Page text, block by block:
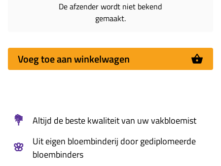
De afzender wordt niet bekend
gemaakt.
Voeg toe aan winkelwagen
💐 Altijd de beste kwaliteit van uw vakbloemist
🌸
Uit eigen bloembinderij door gediplomeerde
bloembinders